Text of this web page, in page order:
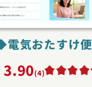
気おたすけ便
3.90(4)